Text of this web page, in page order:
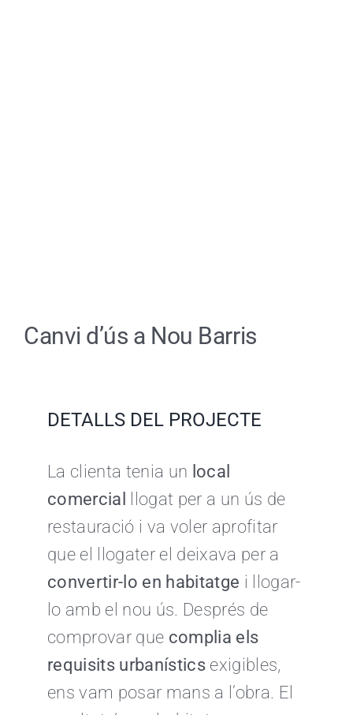
Canvi d’ús a Nou Barris
DETALLS DEL PROJECTE
La clienta tenia un local
comercial
llogat per a un ús de
restauració i va voler aprofitar
que el llogater el deixava per a
convertir-lo en habitatge i llogar-
lo amb el nou ús. Després de
comprovar que complia els
requisits urbanístics exigibles,
ens vam posar mans a l’obra. El